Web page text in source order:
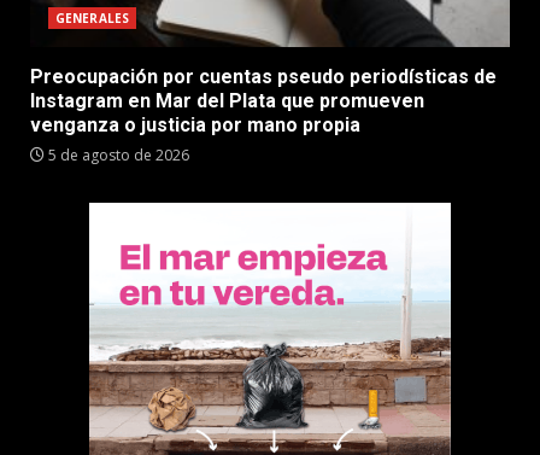
GENERALES
Preocupación por cuentas pseudo periodísticas de
Instagram en Mar del Plata que promueven
venganza o justicia por mano propia
5 de agosto de 2026